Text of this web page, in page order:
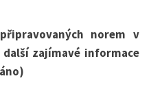
norem v
zajímavé informace